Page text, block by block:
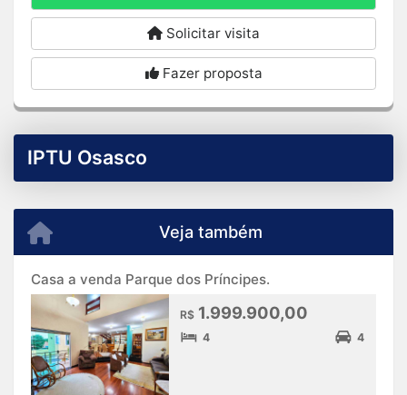
Solicitar visita
Fazer proposta
IPTU Osasco
Veja também
Casa a venda Parque dos Príncipes.
R$ 1.999.900,00
4 4